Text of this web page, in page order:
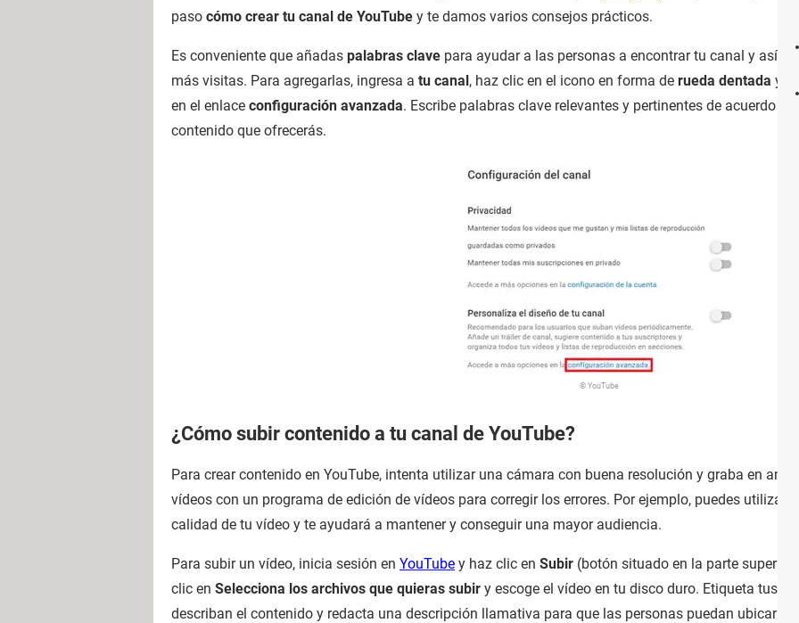
paso cómo crear tu canal de YouTube y te damos varios consejos prácticos.
Es conveniente que añadas palabras clave para ayudar a las personas a encontrar tu canal y así
más visitas. Para agregarlas, ingresa a tu canal, haz clic en el icono en forma de rueda dentada y
en el enlace configuración avanzada. Escribe palabras clave relevantes y pertinentes de acuerdo
contenido que ofrecerás.
© YouTube
¿Cómo subir contenido a tu canal de YouTube?
Para crear contenido en YouTube, intenta utilizar una cámara con buena resolución y graba en
vídeos con un programa de edición de vídeos para corregir los errores. Por ejemplo, puedes utilizar
calidad de tu vídeo y te ayudará a mantener y conseguir una mayor audiencia.
Para subir un vídeo, inicia sesión en YouTube y haz clic en Subir (botón situado en la parte superior
clic en Selecciona los archivos que quieras subir y escoge el vídeo en tu disco duro. Etiqueta tus
describan el contenido y redacta una descripción llamativa para que las personas puedan ubicar tu